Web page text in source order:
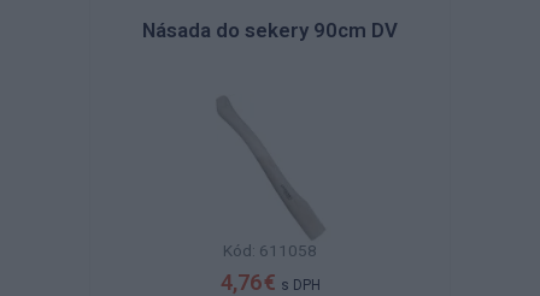
Násada do sekery 90cm DV
Kód: 611058
4,76 € s DPH